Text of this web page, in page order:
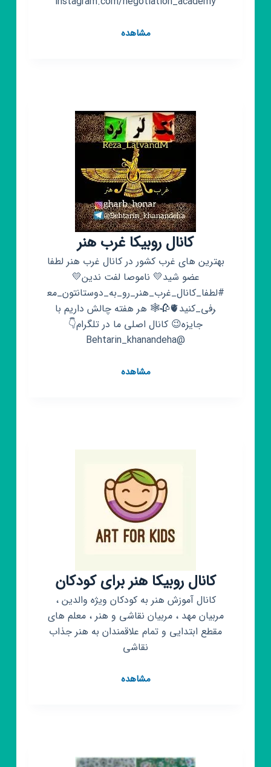
مشاهدهکانال
کانال روبیکا غرب هنر
بهترین های غرب کشور در کانال غرب هنر لطفا
عضو شید💛 ناموصا لفت ندین💛
#لطفا_کانال_غرب_هنر_رو_به_دوستانتون_مع
رفی_کنید🫀🥀🕸 هر هفته چالش داریم با
جایزه😉 کانال اصلی ما در تلگرام👇
@Behtarin_khanandeha
مشاهدهکانال
کانال روبیکا هنر برای کودکان
کانال آموزش هنر به کودکان ویژه والدین ،
مربیان مهد ، مربیان نقاشی و هنر ، معلم های
مقطع ابتدایی و تمام علاقمندان به هنر جذاب
نقاشی
مشاهدهکانال